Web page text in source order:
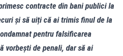
contracte din bani publici la
și să uiți că ai trimis finul de la
pentru falsificarea
vorbești de penali, dar să ai